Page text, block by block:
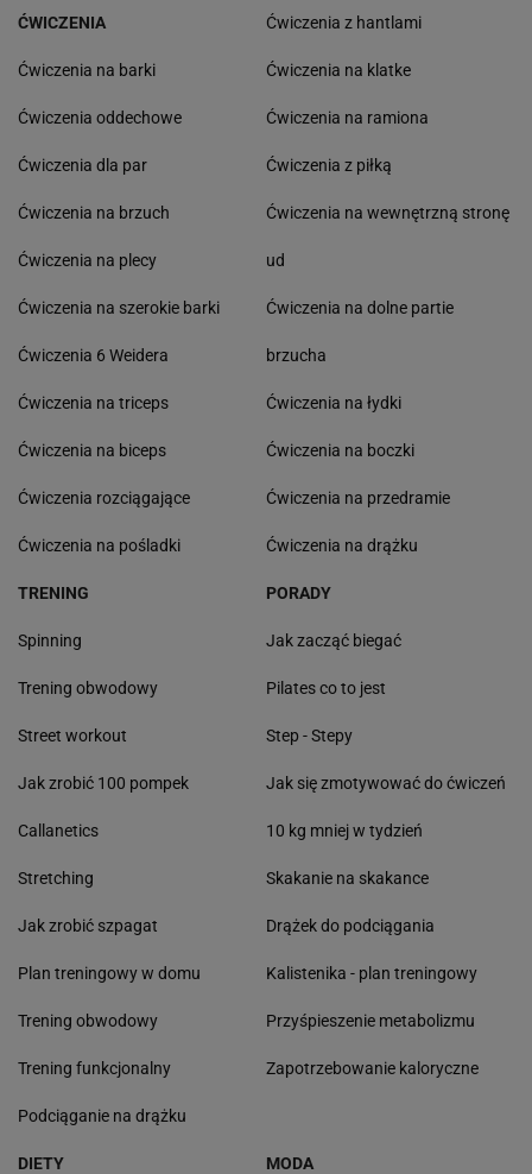
ĆWICZENIA
Ćwiczenia na barki
Ćwiczenia oddechowe
Ćwiczenia dla par
Ćwiczenia na brzuch
Ćwiczenia na plecy
Ćwiczenia na szerokie barki
Ćwiczenia 6 Weidera
Ćwiczenia na triceps
Ćwiczenia na biceps
Ćwiczenia rozciągające
Ćwiczenia na pośladki
Ćwiczenia z hantlami
Ćwiczenia na klatke
Ćwiczenia na ramiona
Ćwiczenia z piłką
Ćwiczenia na wewnętrzną stronę
ud
Ćwiczenia na dolne partie
brzucha
Ćwiczenia na łydki
Ćwiczenia na boczki
Ćwiczenia na przedramie
Ćwiczenia na drążku
TRENING
Spinning
Trening obwodowy
Street workout
Jak zrobić 100 pompek
Callanetics
Stretching
Jak zrobić szpagat
Plan treningowy w domu
Trening obwodowy
Trening funkcjonalny
Podciąganie na drążku
PORADY
Jak zacząć biegać
Pilates co to jest
Step - Stepy
Jak się zmotywować do ćwiczeń
10 kg mniej w tydzień
Skakanie na skakance
Drążek do podciągania
Kalistenika - plan treningowy
Przyśpieszenie metabolizmu
Zapotrzebowanie kaloryczne
DIETY MODA